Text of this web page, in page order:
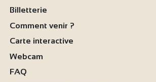
Billetterie
Comment venir ?
Carte interactive
Webcam
FAQ